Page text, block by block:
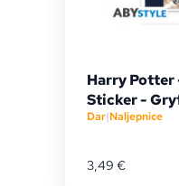
Harry
Sticker -
Dar|Naljepnice
3,49 €